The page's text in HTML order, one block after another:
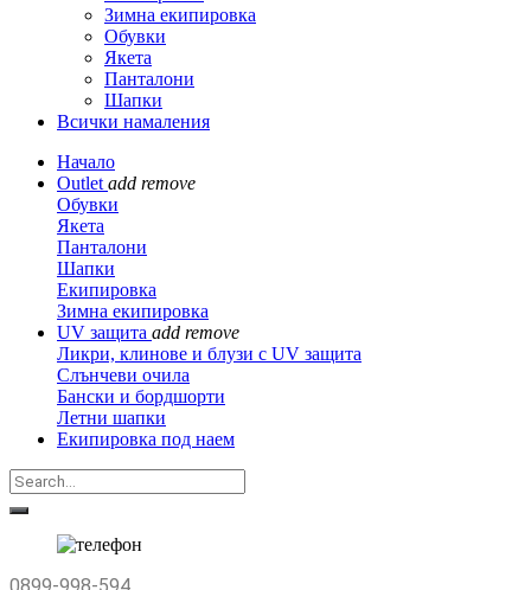
Зимна екипировка
Обувки
Якета
Панталони
Шапки
Всички намаления
Начало
Outlet add remove
Обувки
Якета
Панталони
Шапки
Екипировка
Зимна екипировка
UV защита add remove
Ликри, клинове и блузи с UV защита
Слънчеви очила
Бански и бордшорти
Летни шапки
Екипировка под наем